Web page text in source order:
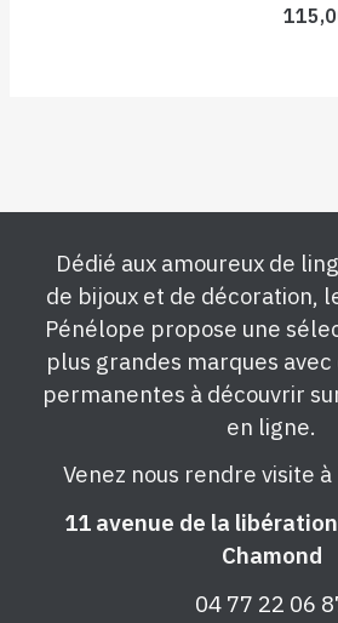
Dédié aux amoureux de
de bijoux et de décoration,
Pénélope propose une
plus grandes marques avec
permanentes à découvrir
en ligne.
Venez nous rendre visite
11 avenue de la
Chamond
04 77 22 06